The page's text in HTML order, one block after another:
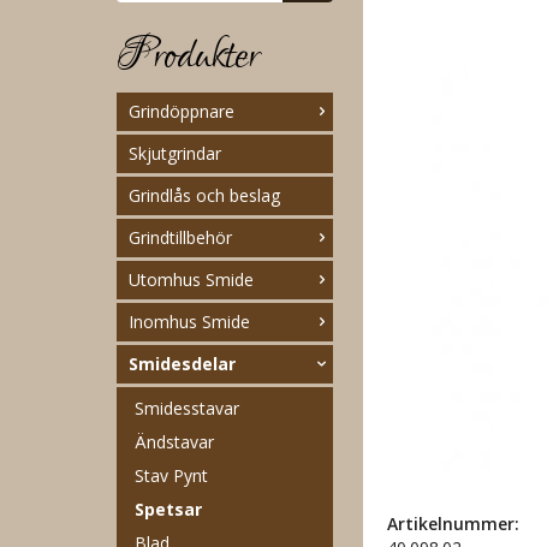
Produkter
Grindöppnare
Skjutgrindar
Grindlås och beslag
Grindtillbehör
Utomhus Smide
Inomhus Smide
Smidesdelar
Smidesstavar
Ändstavar
Stav Pynt
Spetsar
Artikelnummer: